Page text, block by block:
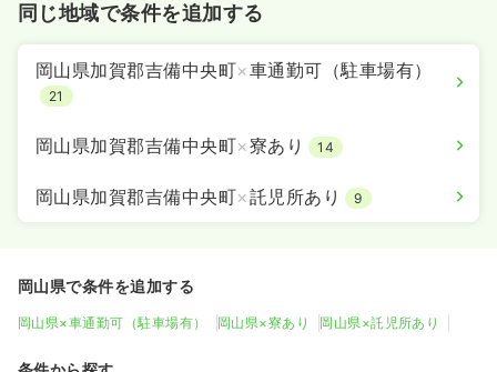
同じ地域で条件を追加する
岡山県加賀郡吉備中央町×車通勤可（駐車場有）
21
岡山県加賀郡吉備中央町×寮あり 14
岡山県加賀郡吉備中央町×託児所あり 9
岡山県で条件を追加する
岡山県×車通勤可（駐車場有） 岡山県×寮あり 岡山県×託児所あり